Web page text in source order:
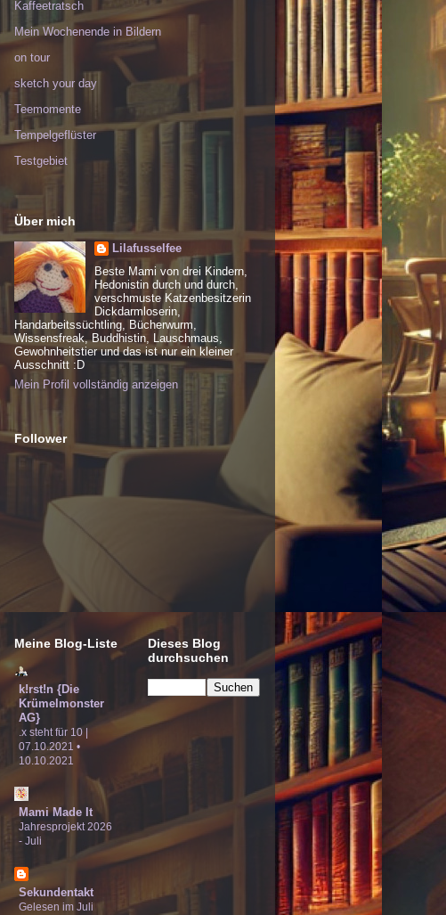
Kaffeetratsch
Mein Wochenende in Bildern
on tour
sketch your day
Teemomente
Tempelgeflüster
Testgebiet
Über mich
Lilafusselfee
Beste Mami von drei Kindern,
Hedonistin durch und durch,
verschmuste Katzenbesitzerin
Dickdarmloserin,
Handarbeitssüchtling, Bücherwurm,
Wissensfreak, Buddhistin, Lauschmaus,
Gewohnheitstier und das ist nur ein kleiner
Ausschnitt :D
Mein Profil vollständig anzeigen
Follower
Meine Blog-Liste
k!rst!n {Die
Krümelmonster
AG}
.x steht für 10 |
07.10.2021 •
10.10.2021
Mami Made It
Jahresprojekt 2026
- Juli
Sekundentakt
Gelesen im Juli
Dieses Blog
durchsuchen